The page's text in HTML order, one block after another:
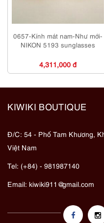
0657-Kính mát nam-Như mới-
NIKON 5193 sunglasses
4,311,000 đ
KIWIKI BOUTIQUE
Đ/C: 54 - Phố Tam Khương,
Việt Nam
Tel: (+84) - 981987140
Email: kiwiki911@gmail.com